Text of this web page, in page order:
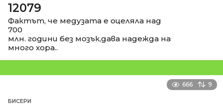
12079
Фактът, че медузата е оцеляла над
700
млн. години без мозък,дава надежда на
много хора..
666 9
БИСЕРИ